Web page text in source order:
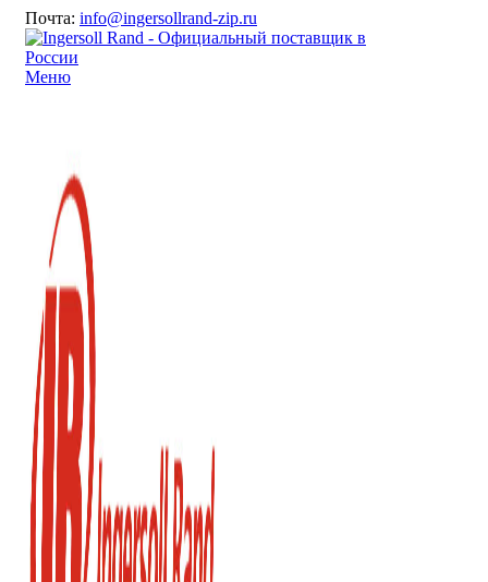
Почта: info@ingersollrand-zip.ru
Меню